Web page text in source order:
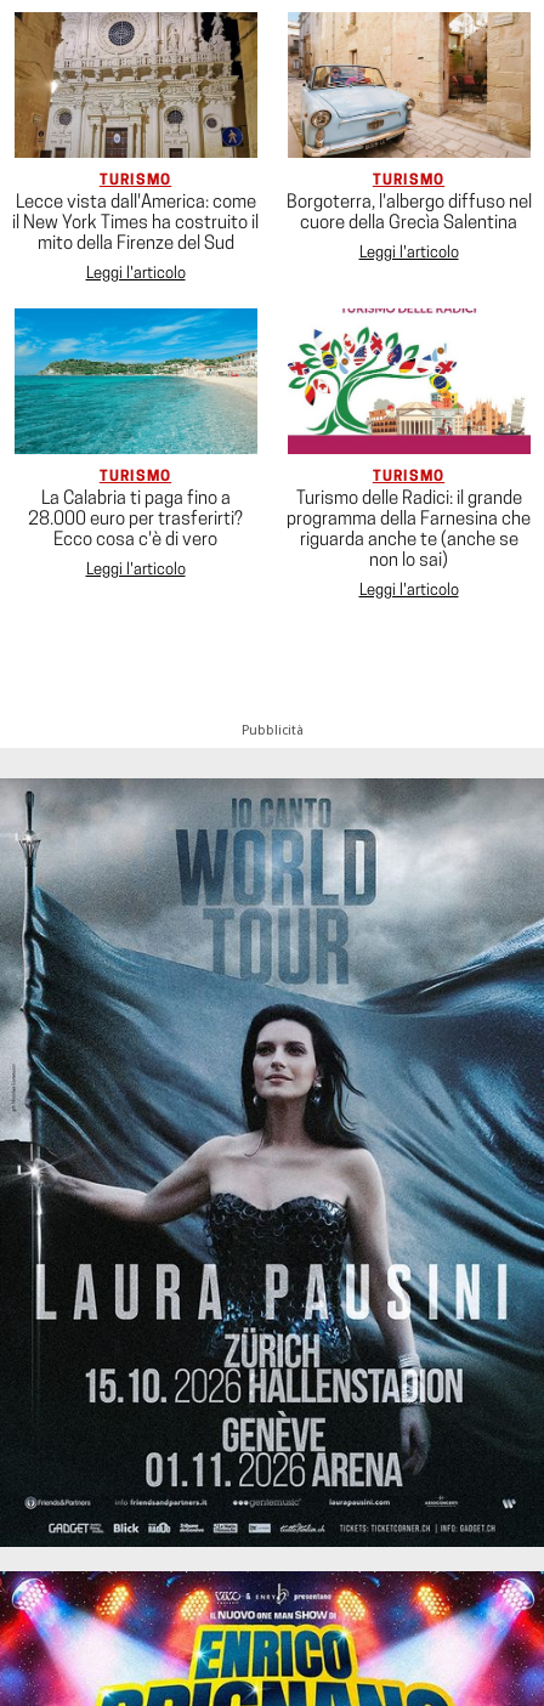
TURISMO
Lecce vista dall'America: come
il New York Times ha costruito il
mito della Firenze del Sud
Leggi l'articolo
TURISMO
Borgoterra, l'albergo diffuso nel
cuore della Grecìa Salentina
Leggi l'articolo
TURISMO
La Calabria ti paga fino a
28.000 euro per trasferirti?
Ecco cosa c'è di vero
Leggi l'articolo
TURISMO
Turismo delle Radici: il grande
programma della Farnesina che
riguarda anche te (anche se
non lo sai)
Leggi l'articolo
Pubblicità